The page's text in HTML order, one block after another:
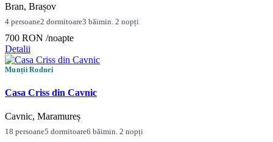
Bran, Brașov
4 persoane2 dormitoare3 băimin. 2 nopți
700 RON /noapte
Detalii
Munții Rodnei
Casa Criss din Cavnic
Cavnic, Maramureș
18 persoane5 dormitoare6 băimin. 2 nopți